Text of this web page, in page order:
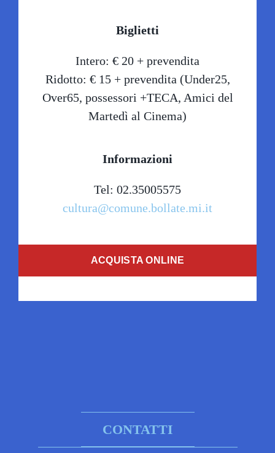
Biglietti
Intero: € 20 + prevendita
Ridotto: € 15 + prevendita (Under25,
Over65, possessori +TECA, Amici del
Martedì al Cinema)
Informazioni
Tel: 02.35005575
cultura@comune.bollate.mi.it
ACQUISTA ONLINE
CONTATTI